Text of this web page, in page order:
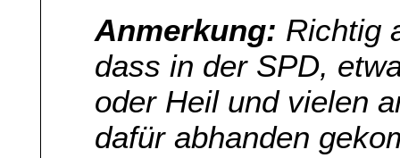
Anmerkung: Richtig
dass in der SPD,
oder Heil und vielen
dafür abhanden